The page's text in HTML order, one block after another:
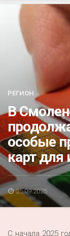
Послесловие
Факт
Люди родного
Акция
К 70-летию
Конкурс
Люди родного
Национальные
Память
РЕГИОН
В
особые
карт для
25.09.2025
С начала 2025